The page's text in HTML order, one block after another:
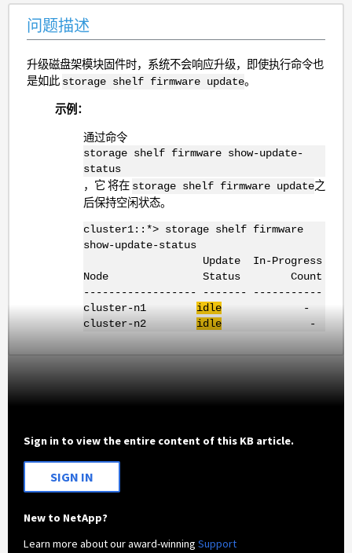
问题描述
升级磁盘架模块固件时，系统不会响应升级，即使执行命令也
是如此 storage shelf firmware update。
示例：
通过命令
storage shelf firmware show-update-
status
，它 将在 storage shelf firmware update之
后保持空闲状态。
cluster1::*> storage shelf firmware
show-update-status
Update In-Progress
Node Status Count
------------------ ------- -----------
cluster-n1 idle-
cluster-n2 idle-
Sign in to view the entire content of this KB article.
SIGN IN
New to NetApp?
Learn more about our award-winningSupport